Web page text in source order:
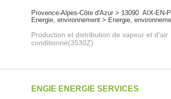
Provence-Alpes-Côte d'Azur > 13090 AIX-EN-
Energie, environnement > Energie,
Production et distribution de vapeur et d'air
conditionné(3530Z)
ENGIE ENERGIE SERVICES